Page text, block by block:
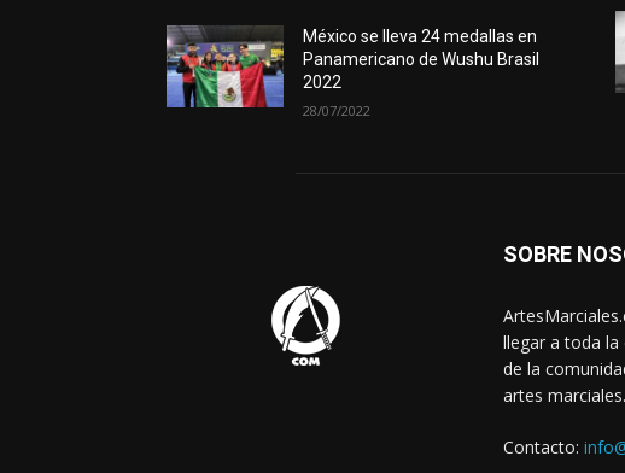
México se lleva 24 medallas en
Panamericano de Wushu Brasil
2022
28/07/2022
SOBRE
llegar a toda la
de la
artes marciales.
Contacto: